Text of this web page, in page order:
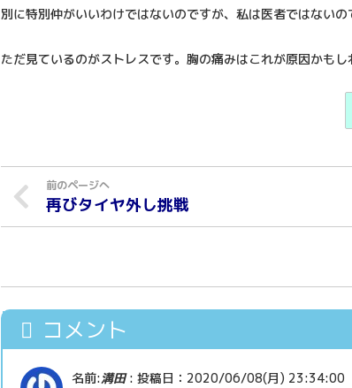
別に特別仲がいいわけではないのですが、私は医者ではない
ただ見ているのがストレスです。胸の痛みはこれが原因かもし
再びタイヤ外し挑戦
コメント
名前:溝田: 投稿日：2020/06/08(月) 23:34:00